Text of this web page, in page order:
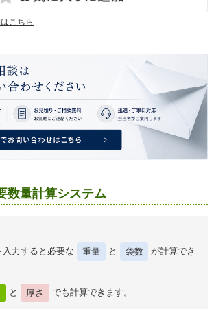
こちら
数量計算システム
入力すると必要な 重量 と 袋数
が計算でき
と 厚さ でも計算できます。